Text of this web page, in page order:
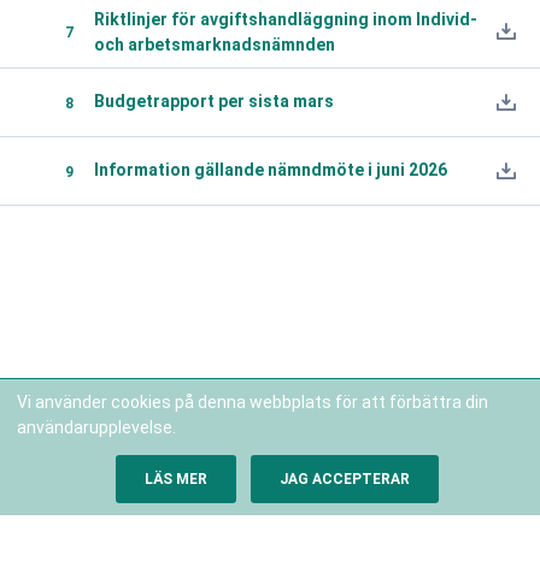
7
Riktlinjer för avgiftshandläggning inom Individ-
och arbetsmarknadsnämnden
8 Budgetrapport per sista mars
9 Information gällande nämndmöte i juni 2026
Vi använder cookies på denna webbplats för att förbättra din
användarupplevelse.